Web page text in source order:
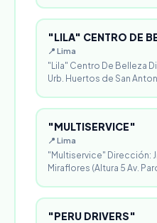
"LILA" CENTRO DE
📍 Lima
"Lila" Centro De Belleza
Urb. Huertos de San
"MULTISERVICE"
📍 Lima
"Multiservice" Dirección:
Miraflores (Altura 5 Av.
"PERU DRIVERS"